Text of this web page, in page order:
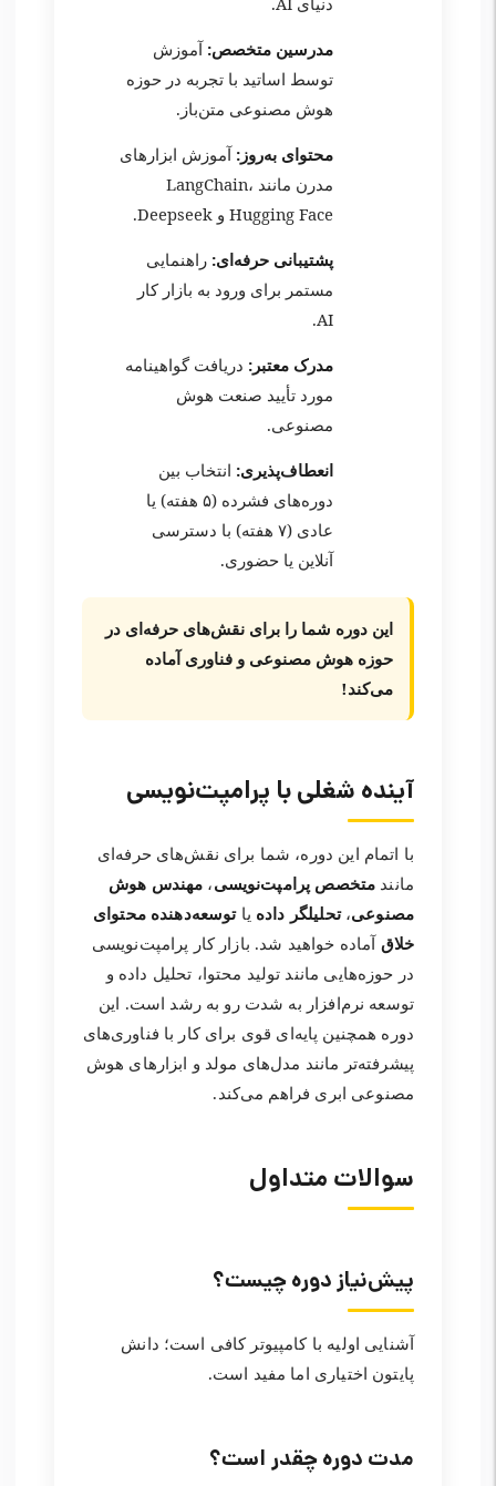
مدرسین متخصص: آموزش
توسط اساتید با تجربه در حوزه
هوش مصنوعی متن‌باز.
محتوای به‌روز: آموزش ابزارهای
مدرن مانند LangChain،
Hugging Face و Deepseek.
پشتیبانی حرفه‌ای: راهنمایی
مستمر برای ورود به بازار کار
AI.
مدرک معتبر: دریافت گواهینامه
مورد تأیید صنعت هوش
مصنوعی.
انعطاف‌پذیری: انتخاب بین
دوره‌های فشرده (۵ هفته) یا
عادی (۷ هفته) با دسترسی
آنلاین یا حضوری.
این دوره شما را برای نقش‌های حرفه‌ای در
حوزه هوش مصنوعی و فناوری آماده
می‌کند!
آینده شغلی با پرامپت‌نویسی
با اتمام این دوره، شما برای نقش‌های حرفه‌ای
مانند متخصص پرامپت‌نویسی، مهندس هوش
مصنوعی،تحلیلگر داده یاتوسعه‌دهنده محتوای
خلاق آماده خواهید شد. بازار کار پرامپت‌نویسی
در حوزه‌هایی مانند تولید محتوا، تحلیل داده و
توسعه نرم‌افزار به شدت رو به رشد است. این
دوره همچنین پایه‌ای قوی برای کار با فناوری‌های
پیشرفته‌تر مانند مدل‌های مولد و ابزارهای هوش
مصنوعی ابری فراهم می‌کند.
سوالات متداول
پیش‌نیاز دوره چیست؟
آشنایی اولیه با کامپیوتر کافی است؛ دانش
پایتون اختیاری اما مفید است.
مدت دوره چقدر است؟